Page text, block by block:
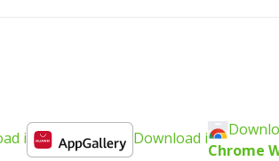
i Download i
Chrome